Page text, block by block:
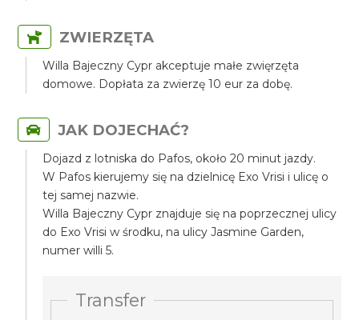
ZWIERZĘTA
Willa Bajeczny Cypr akceptuje małe zwięrzęta
domowe. Dopłata za zwierzę 10 eur za dobę.
JAK DOJECHAĆ?
Dojazd z lotniska do Pafos, około 20 minut jazdy.
W Pafos kierujemy się na dzielnicę Exo Vrisi i ulicę o
tej samej nazwie.
Willa Bajeczny Cypr znajduje się na poprzecznej ulicy
do Exo Vrisi w środku, na ulicy Jasmine Garden,
numer willi 5.
Transfer